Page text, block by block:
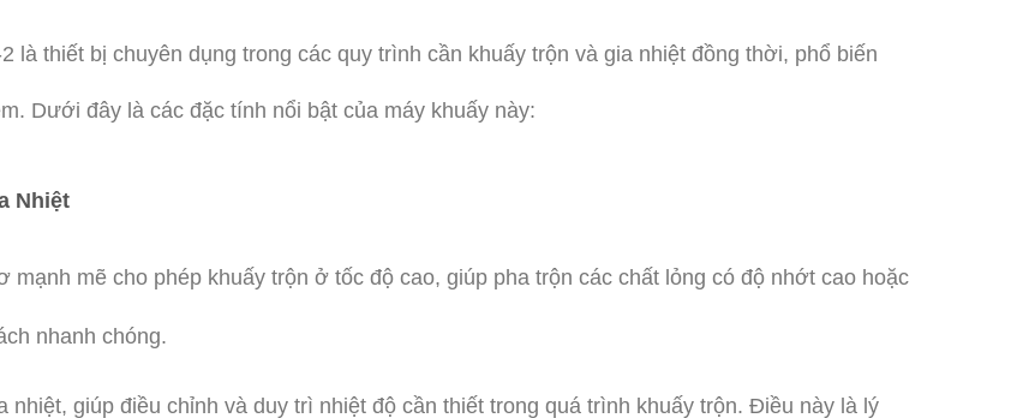
là thiết bị chuyên dụng trong các quy trình cần khuấy trộn và gia nhiệt đồng thời, phổ biến
Dưới đây là các đặc tính nổi bật của máy khuấy này:
Nhiệt
mạnh mẽ cho phép khuấy trộn ở tốc độ cao, giúp pha trộn các chất lỏng có độ nhớt cao hoặc
nhanh chóng.
nhiệt, giúp điều chỉnh và duy trì nhiệt độ cần thiết trong quá trình khuấy trộn. Điều này là lý